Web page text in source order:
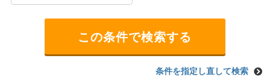
条件を指定し直して検索